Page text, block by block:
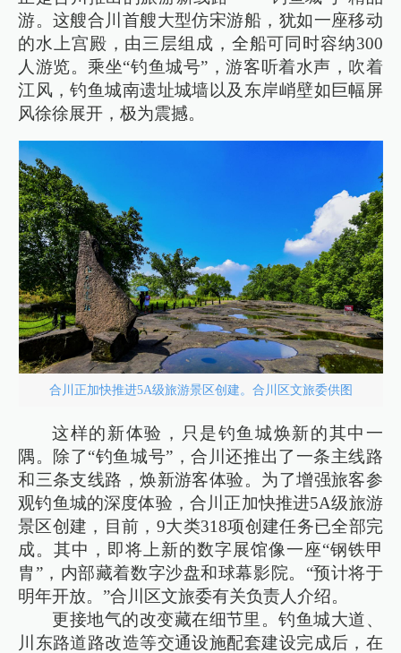
游。这艘合川首艘大型仿宋游船，犹如一座移动
的水上宫殿，由三层组成，全船可同时容纳300
人游览。乘坐“钓鱼城号”，游客听着水声，吹着
江风，钓鱼城南遗址城墙以及东岸峭壁如巨幅屏
风徐徐展开，极为震撼。
合川正加快推进5A级旅游景区创建。合川区文旅委供图
这样的新体验，只是钓鱼城焕新的其中一
隅。除了“钓鱼城号”，合川还推出了一条主线路
和三条支线路，焕新游客体验。为了增强旅客参
观钓鱼城的深度体验，合川正加快推进5A级旅游
景区创建，目前，9大类318项创建任务已全部完
成。其中，即将上新的数字展馆像一座“钢铁甲
胄”，内部藏着数字沙盘和球幕影院。“预计将于
明年开放。”合川区文旅委有关负责人介绍。
更接地气的改变藏在细节里。钓鱼城大道、
川东路道路改造等交通设施配套建设完成后，在